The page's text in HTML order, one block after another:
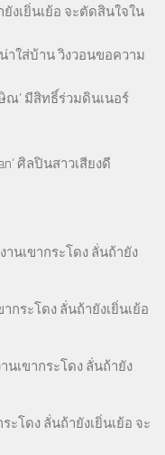
งเยิ่นเย้อ จะตัดสินใจใน
าใส่บ้าน วิงวอนขอความ
ษิณ’ มีสิทธิ์ร่วมดินเนอร์
ศิลปินสาวเสียงดี
านเขากระโดง ลั่นถ้ายัง
กระโดง ลั่นถ้ายังเยิ่นเย้อ
นเขากระโดง ลั่นถ้ายัง
ะโดง ลั่นถ้ายังเยิ่นเย้อ จะ